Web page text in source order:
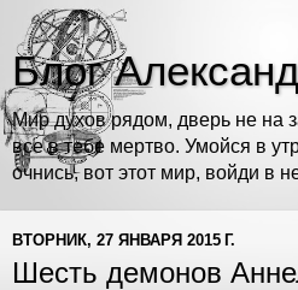
Блог
Мир духов рядом, дверь не на
все в тебе мертво. Умойся в
очнись, вот этот мир, войди в
ВТОРНИК, 27 ЯНВАРЯ 2015 Г.
Шесть демонов